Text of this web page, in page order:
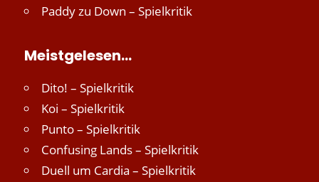
Paddyzu Down – Spielkritik
Meistgelesen…
Dito! – Spielkritik
Koi – Spielkritik
Punto – Spielkritik
Confusing Lands – Spielkritik
Duell um Cardia – Spielkritik